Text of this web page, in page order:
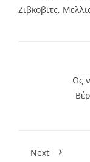
Ζιβκοβιτς,
Ως
Next